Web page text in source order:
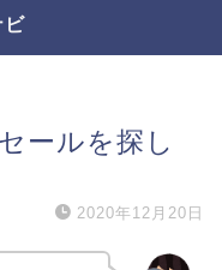
ビ
ールを探し
2020年12月20日